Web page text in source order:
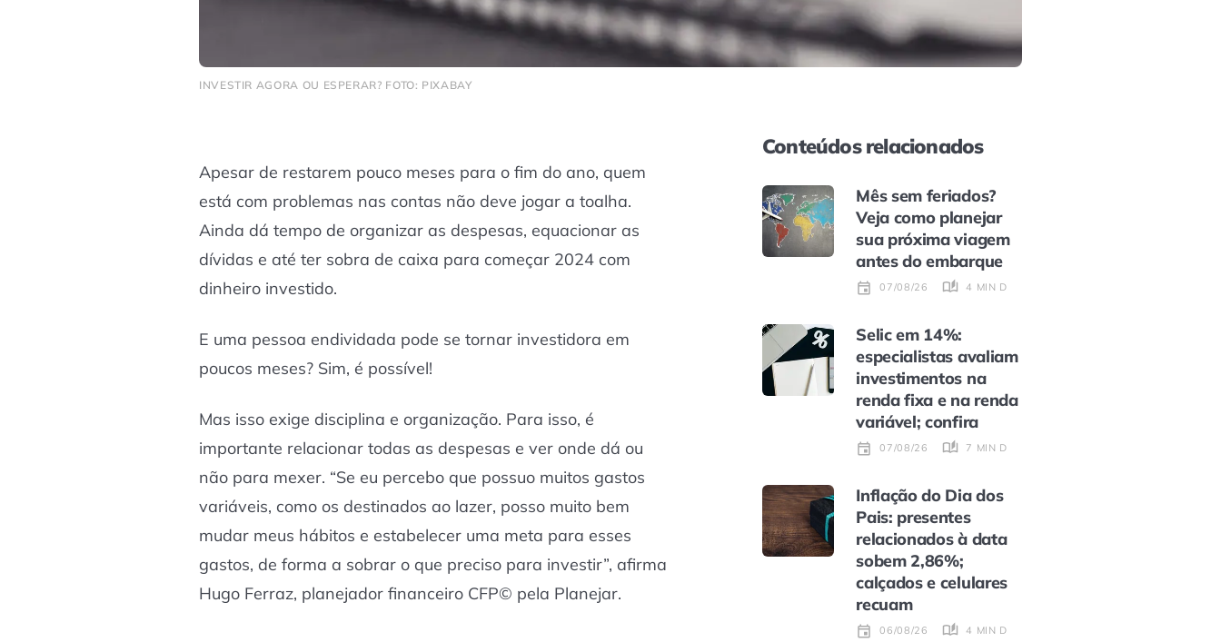
INVESTIR AGORA OU ESPERAR? FOTO: PIXABAY
Apesar de restarem pouco meses para o fim do ano, quem
está com problemas nas contas não deve jogar a toalha.
Ainda dá tempo de organizar as despesas, equacionar as
dívidas e até ter sobra de caixa para começar 2024 com
dinheiro investido.
E uma pessoa endividada pode se tornar investidora em
poucos meses? Sim, é possível!
Mas isso exige disciplina e organização. Para isso, é
importante relacionar todas as despesas e ver onde dá ou
não para mexer. “Se eu percebo que possuo muitos gastos
variáveis, como os destinados ao lazer, posso muito bem
mudar meus hábitos e estabelecer uma meta para esses
gastos, de forma a sobrar o que preciso para investir”, afirma
Hugo Ferraz, planejador financeiro CFP©️ pela Planejar.
Conteúdos relacionados
Mês sem feriados?
Veja como planejar
sua próxima viagem
antes do embarque
07/08/26 4 MIN DE LEITURA
Selic em 14%:
especialistas avaliam
investimentos na
renda fixa e na renda
variável; confira
07/08/26 7 MIN DE LEITURA
Inflação do Dia dos
Pais: presentes
relacionados à data
sobem 2,86%;
calçados e celulares
recuam
06/08/26 4 MIN DE LEITURA